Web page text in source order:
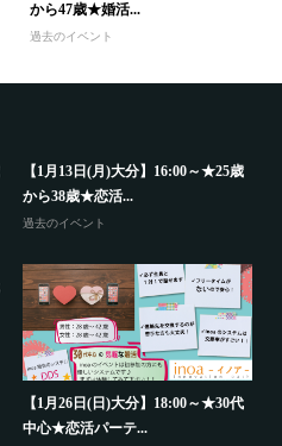
から47歳★婚活...
過去のイベント
【1月13日(月)大分】16:00～★25歳
から38歳★恋活...
過去のイベント
【1月26日(日)大分】18:00～★30代
中心★恋活パーテ...